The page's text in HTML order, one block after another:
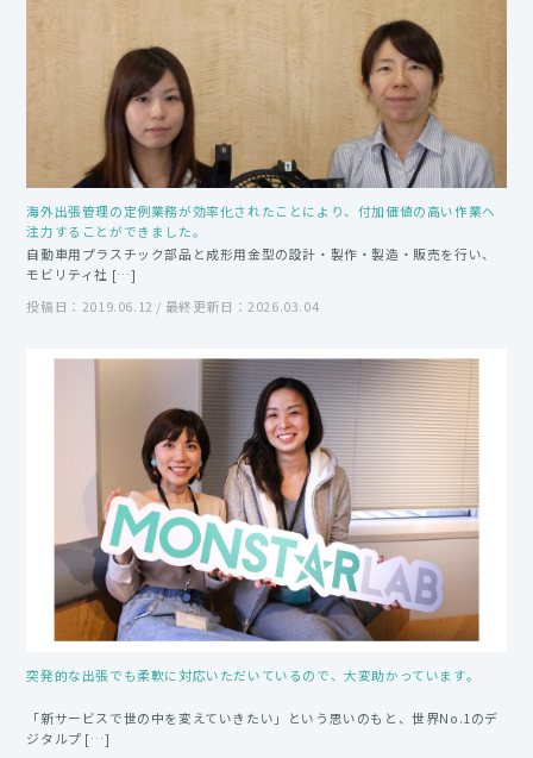
海外出張管理の定例業務が効率化されたことにより、付加価値の高い作業へ
注力することができました。
自動車用プラスチック部品と成形用金型の設計・製作・製造・販売を行い、
モビリティ社 […]
投稿日：2019.06.12 / 最終更新日：2026.03.04
突発的な出張でも柔軟に対応いただいているので、大変助かっています。
「新サービスで世の中を変えていきたい」という思いのもと、世界No.1のデ
ジタルプ […]